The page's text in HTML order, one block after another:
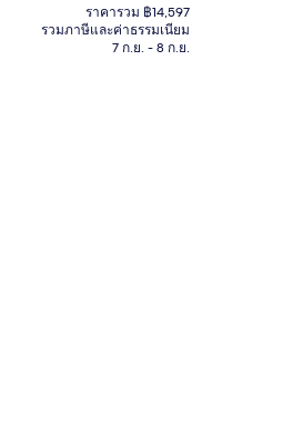
สระว่ายน้ำในร่ม, สระว่ายน้ำกลางแจ้
ปัจจุบัน
฿12,964
ราคารวม ฿14,597
รวมภาษีและค่าธรรมเนียม
7 ก.ย. - 8 ก.ย.